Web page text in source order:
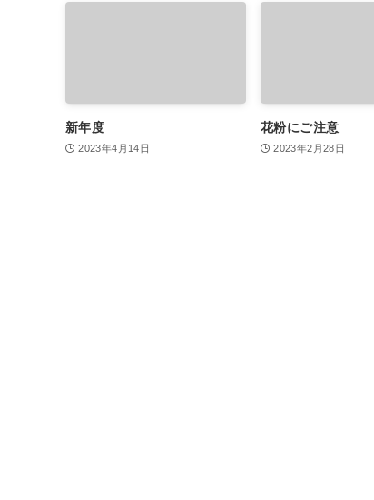
新年度
2023年4月14日
花粉にご注意
2023年2月28日